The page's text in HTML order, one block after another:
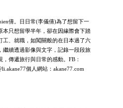
倩。日日常(李儀倩)為了想留下一
本只想留學半年，卻在因緣際會下踏
工、就職，如闖關般的在日本過了六
繼續透過影像與文字，記錄一段段旅
傳遞旅行與日常的感動。FB：
個人網站：akane77.com